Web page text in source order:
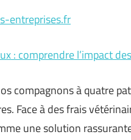
entreprises.fr
: comprendre l’impact
compagnons à quatre
Face à des frais
une solution